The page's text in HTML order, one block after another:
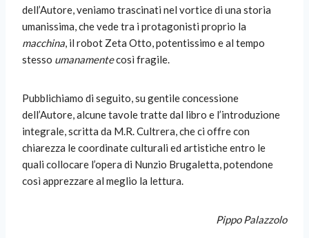
dell’Autore, veniamo trascinati nel vortice di una storia
umanissima, che vede tra i protagonisti proprio la
macchina, il robot Zeta Otto, potentissimo e al tempo
stesso umanamentecosì fragile.
Pubblichiamo di seguito, su gentile concessione
dell’Autore, alcune tavole tratte dal libro e l’introduzione
integrale, scritta da M.R. Cultrera, che ci offre con
chiarezza le coordinate culturali ed artistiche entro le
quali collocare l’opera di Nunzio Brugaletta, potendone
così apprezzare al meglio la lettura.
Pippo Palazzolo